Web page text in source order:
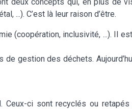
...). C’est là leur raison d’être.
(coopération, inclusivité, ...). Il
gestion des déchets.
Ceux-ci sont recyclés ou